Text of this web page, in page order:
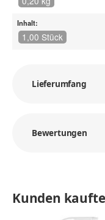
Inhalt:
1,00 Stück
Lieferumfang
Bewertungen
Kunden